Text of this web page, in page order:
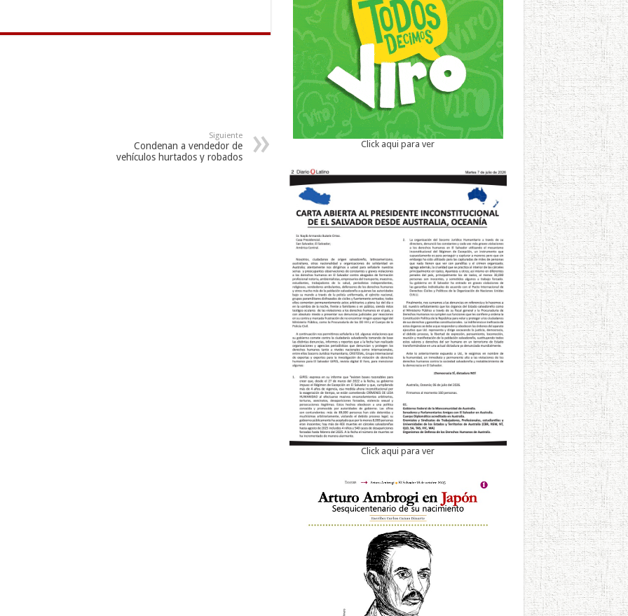
Siguiente
Condenan a vendedor de
vehículos hurtados y robados
Click aqui para ver
Click aqui para ver